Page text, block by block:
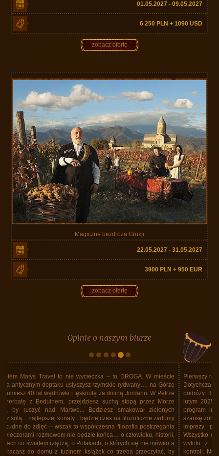
01.05.2027 - 09.05.2027
6 250 PLN + 1090 USD
zobacz ofertę
Magiczne bezdroża Gruzji
22.05.2027 - 31.05.2027
3900 PLN + 950 EUR
zobacz ofertę
Opinie o naszym biurze
Pierwszy raz pojechaliśmy za granicę z Matys Travel. Były pewne obawy.
Dotychczas mieliśmy pewne doświadczenia wyłącznie z wielkimi biurami
podróży. Rzeczywistość przerosła wszelkie nasze oczekiwania. Byliśmy w
lutym 2025 roku na Kubie. To było niesamowite ! Doskonale ułożony
program imprezy. Trasa objazdu na Kubie wyczerpująca ale dająca
szansę zobaczenia wszystkiego co na Kubie warto obejrzeć. Organizacja
imprezy profesjonalna pod każdym względem. Żadnych potknięć.
Wszystko dopilnowane i na czas. Opieka pilotek doskonała. Magda od
wylotu z Polski wszystkiego dopilnowywała nie tracąc nad niczym
kontroli. Nie zapominała też jak ważny jest dobry nastrój uczestników i